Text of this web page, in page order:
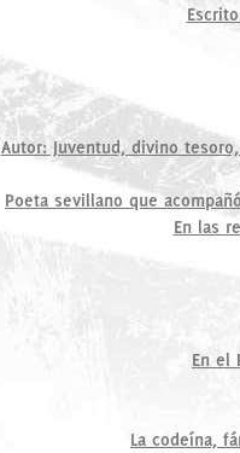
Autor: Juventud, divino
Poeta sevillano que
En las
En el
La codeína,